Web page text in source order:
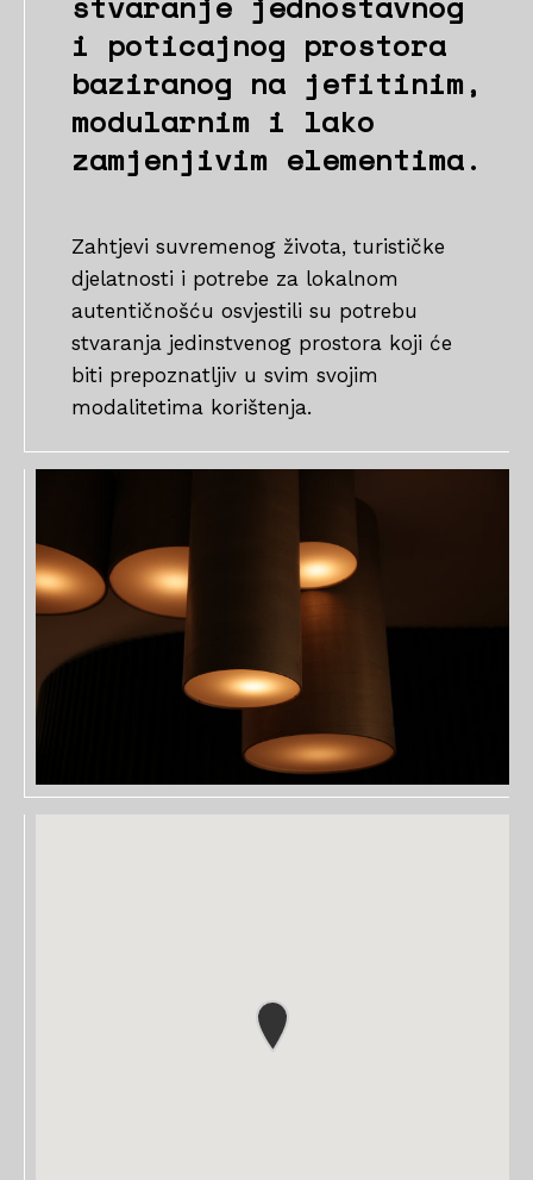
i poticajnog prostora
baziranog na jefitinim,
modularnim i lako
zamjenjivim elementima.
Zahtjevi suvremenog života, turističke
djelatnosti i potrebe za lokalnom
autentičnošću osvjestili su potrebu
stvaranja jedinstvenog prostora koji će
biti prepoznatljiv u svim svojim
modalitetima korištenja.